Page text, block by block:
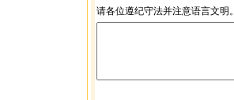
请各位遵纪守法并注意语言文明。